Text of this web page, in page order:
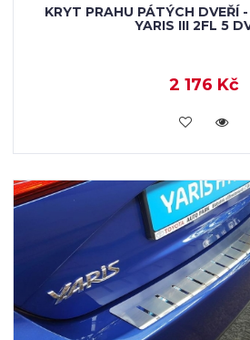
KRYT PRAHU PÁTÝCH DVEŘÍ
YARIS III 2FL 5
2 176 Kč
KOUPIT